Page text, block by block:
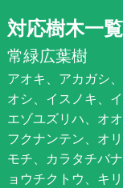
対応樹木一覧
常緑広葉樹
アオキ、アカガシ
オシ、イスノキ、
エゾユズリハ、オ
フクナンテン、オ
モチ、カラタチバ
ョウチクトウ、キ